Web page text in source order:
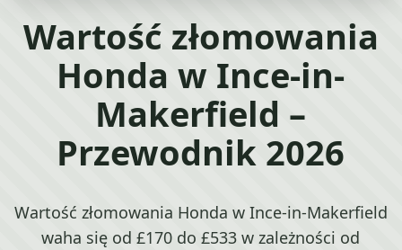
Wartość złomowania
Honda w Ince-in-
Makerfield –
Przewodnik 2026
Wartość złomowania Honda w Ince-in-Makerfield
waha się od £170 do £533 w zależności od